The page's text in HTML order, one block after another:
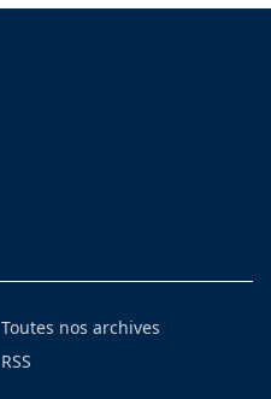
Toutes nos archives
RSS